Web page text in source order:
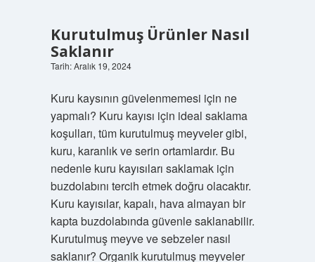
Kurutulmuş Ürünler Nasıl
Saklanır
Tarih: Aralık 19, 2024
Kuru kaysının güvelenmemesi için ne
yapmalı? Kuru kayısı için ideal saklama
koşulları, tüm kurutulmuş meyveler gibi,
kuru, karanlık ve serin ortamlardır. Bu
nedenle kuru kayısıları saklamak için
buzdolabını tercih etmek doğru olacaktır.
Kuru kayısılar, kapalı, hava almayan bir
kapta buzdolabında güvenle saklanabilir.
Kurutulmuş meyve ve sebzeler nasıl
saklanır? Organik kurutulmuş meyveler